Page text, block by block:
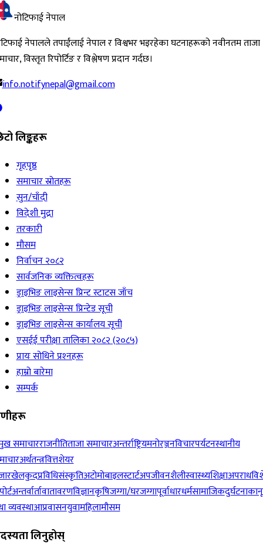
नोटिफाई नेपाल
नेपालले तपाईंलाई नेपाल र विश्वभर भइरहेका घटनाहरूको नवीनतम ताजा
विस्तृत रिपोर्टिङ र विश्लेषण प्रदान गर्दछ।
info.notifynepal@gmail.com
लिङ्कहरू
गृहपृष्ठ
समाचार स्रोतहरू
सुन/चाँदी
विदेशी मुद्रा
तरकारी
मौसम
निर्वाचन २०८२
सार्वजनिक व्यक्तित्वहरू
ड्राइभिङ लाइसेन्स प्रिन्ट स्टाटस जाँच
ड्राइभिङ लाइसेन्स प्रिन्टेड सूची
ड्राइभिङ लाइसेन्स कार्यालय सूची
एसईई परीक्षा तालिका २०८२ (२०८५)
प्रायः सोधिने प्रश्‍नहरू
हाम्रो बारेमा
सम्पर्क
समाचारराजनीतिताजा समाचारअन्तर्राष्ट्रियमनोरञ्जनविचारपर्यटनस्थानीय
अर्थतन्त्रवित्तशेयर
खेलकुदप्रविधिसंस्कृतिअटोमोबाइलस्टार्टअपजीवनशैलीस्वास्थ्यशिक्षाअपराध
अन्तर्वार्तावातावरणविज्ञानकृषिजग्गा/घरजग्गापूर्वाधारधर्मसामाजिकदुर्घटना
व्यवस्थाआप्रवासनयुवामहिलामौसम
लिनुहोस्